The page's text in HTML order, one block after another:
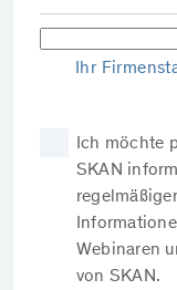
Ihr
Ich möchte
SKAN
Webinaren
von SKAN.